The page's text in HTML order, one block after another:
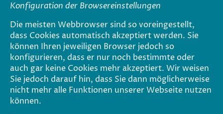
Konfiguration der Browsereinstellungen
Die meisten Webbrowser sind so voreingestellt,
dass Cookies automatisch akzeptiert werden. Sie
können Ihren jeweiligen Browser jedoch so
konfigurieren, dass er nur noch bestimmte oder
auch gar keine Cookies mehr akzeptiert. Wir weisen
Sie jedoch darauf hin, dass Sie dann möglicherweise
nicht mehr alle Funktionen unserer Webseite nutzen
können.